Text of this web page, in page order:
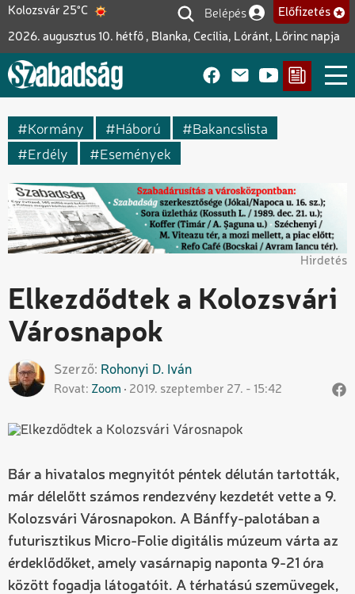
Ugrás
tartalomra
Kolozsvár 25°C
2026. augusztus 10. hétfő , Blanka, Cecília, Lóránt, Lőrinc napja
Felhasználói fiók
Belépés Előfizetés
Kormány Háború
Bakancslista
Erdély
Események
Hirdetés
Elkezdődtek a Kolozsvári
Városnapok
Szerző Rohonyi D. Iván
Rovat Zoom 2019. szeptember 27. - 15:42
Bár a hivatalos megnyitót péntek délután tartották,
már délelőtt számos rendezvény kezdetét vette a 9.
Kolozsvári Városnapokon. A Bánffy-palotában a
futurisztikus Micro-Folie digitális múzeum várta az
érdeklődőket, amely vasárnapig naponta 9-21 óra
között fogadja látogatóit. A térhatású szemüvegek,